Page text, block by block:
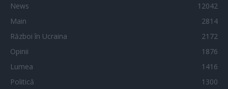
News
12042
Main
2814
Război în Ucraina
2172
Opinii
1876
Lumea
1416
Politică
1300